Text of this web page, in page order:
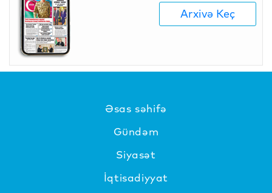
Arxivə Keç
Əsas səhifə
Gündəm
Siyasət
İqtisadiyyat